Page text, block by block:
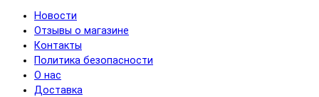
Новости
Отзывы о магазине
Контакты
Политика безопасности
О нас
Доставка